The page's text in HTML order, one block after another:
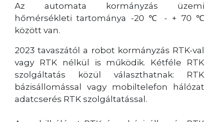
Az automata kormányzás üzemi
hőmérsékleti tartománya -20 ℃ - + 70 ℃
között van.
2023 tavaszától a robot kormányzás RTK-val
vagy RTK nélkül is működik. Kétféle RTK
szolgáltatás közül választhatnak: RTK
bázisállomással vagy mobiltelefon hálózat
adatcserés RTK szolgáltatással.